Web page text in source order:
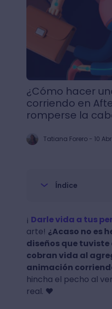
¿Cómo hacer
corriendo en
romperse la
Tatiana Forero- 10 Abr
Índice
¡ Darle vida a tus
arte! ¿Acaso no es
diseños que tuviste
cobran vida al
animación
hincha el pecho al
real. ❤️